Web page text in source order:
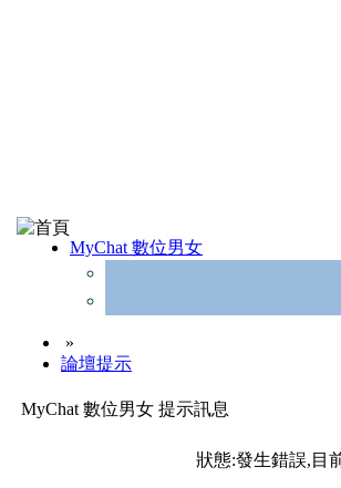
MyChat 數位男女
»
論壇提示
MyChat 數位男女 提示訊息
狀態:發生錯誤,目